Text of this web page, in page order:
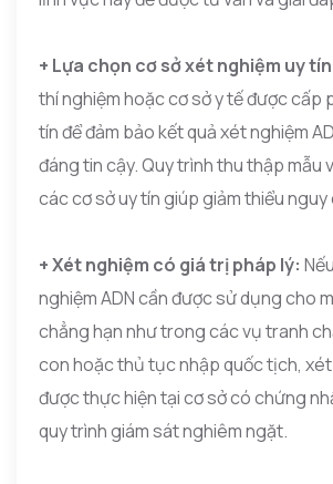
+ Lựa chọn cơ sở xét nghiệm uy
thí nghiệm hoặc cơ sở y tế được cấp
tín để đảm bảo kết quả xét nghiệm
đáng tin cậy. Quy trình thu thập mẫu
các cơ sở uy tín giúp giảm thiểu
+ Xét nghiệm có giá trị pháp lý:
nghiệm ADN cần được sử dụng cho
chẳng hạn như trong các vụ tranh
con hoặc thủ tục nhập quốc tịch,
được thực hiện tại cơ sở có chứng
quy trình giám sát nghiêm ngặt.